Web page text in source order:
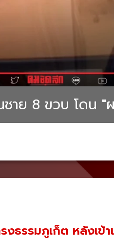
าย 8 ขวบ โดน "
รรมภูเก็ต หลังเข้า